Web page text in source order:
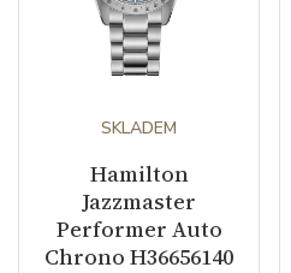
Doplňující údaje
Modelová řada
SKLADEM
Hamilton
Jazzmaster
Performer Auto
Chrono H36656140